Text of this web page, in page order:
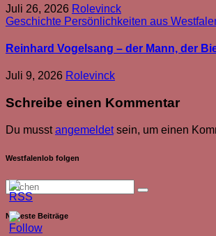
Juli 26, 2026 Rolevinck
Geschichte Persönlichkeiten aus
Reinhard Vogelsang – der Mann, der
Juli 9, 2026 Rolevinck
Schreibe einen Kommentar
Du musstangemeldetsein, um einen
Westfalenlob folgen
Neueste Beiträge